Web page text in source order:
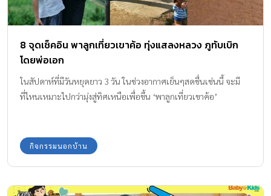
8 จุดเช็คอิน พาลูกเที่ยวเขาค้อ ทุ่งแสลงหลวง ภูทับเบิก
โดยพ่อเอก
ในสัปดาห์ที่มีวันหยุดยาว 3 วัน ในช่วงอากาศเย็นๆสดชื่นเช่นนี้ จะมี
ที่ไหนเหมาะไปกว่ามุ่งสู่ทิศเหนือเพื่อขึ้น ‘พาลูกเที่ยวเขาค้อ’
กิจกรรมนอกบ้าน